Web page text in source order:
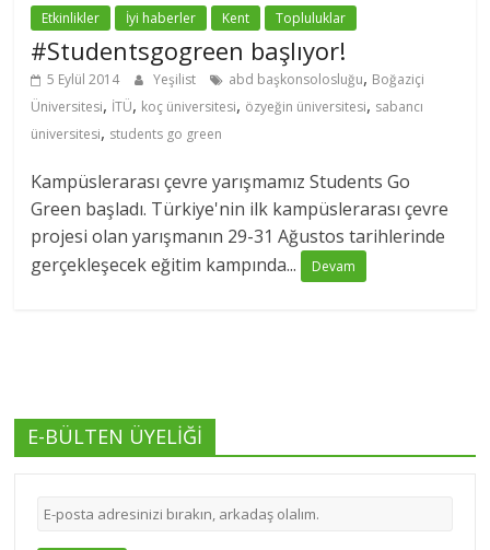
Etkinlikler İyi haberler Kent Topluluklar
#Studentsgogreen başlıyor!
5 Eylül 2014 Yeşilist abd başkonsolosluğu, Boğaziçi
Üniversitesi, İTÜ, koç üniversitesi, özyeğin üniversitesi, sabancı
üniversitesi, students go green
Kampüslerarası çevre yarışmamız Students Go
Green başladı. Türkiye'nin ilk kampüslerarası çevre
projesi olan yarışmanın 29-31 Ağustos tarihlerinde
gerçekleşecek eğitim kampında...
Devam
E-BÜLTEN ÜYELİĞİ